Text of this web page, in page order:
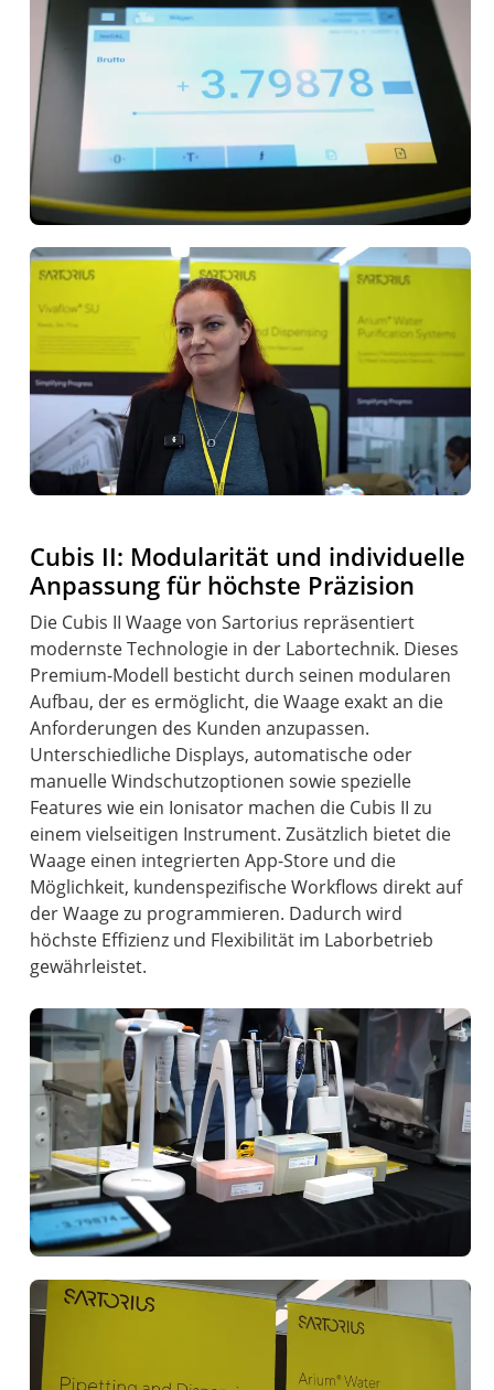
Cubis II: Modularität und individuelle
Anpassung für höchste Präzision
Die Cubis II Waage von Sartorius repräsentiert
modernste Technologie in der Labortechnik. Dieses
Premium-Modell besticht durch seinen modularen
Aufbau, der es ermöglicht, die Waage exakt an die
Anforderungen des Kunden anzupassen.
Unterschiedliche Displays, automatische oder
manuelle Windschutzoptionen sowie spezielle
Features wie ein Ionisator machen die Cubis II zu
einem vielseitigen Instrument. Zusätzlich bietet die
Waage einen integrierten App-Store und die
Möglichkeit, kundenspezifische Workflows direkt auf
der Waage zu programmieren. Dadurch wird
höchste Effizienz und Flexibilität im Laborbetrieb
gewährleistet.